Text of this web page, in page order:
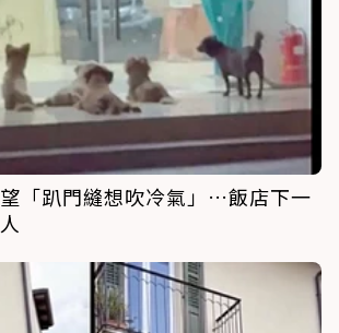
「趴門縫想吹冷氣」…飯店下一